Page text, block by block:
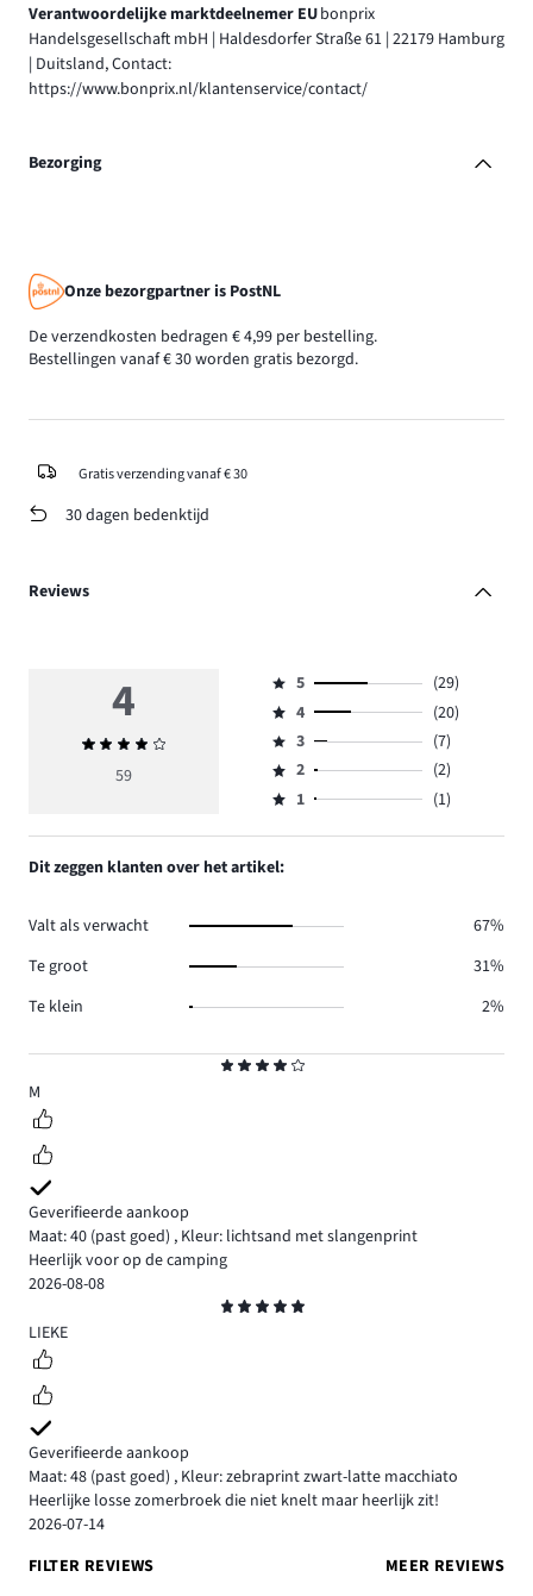
Verantwoordelijke marktdeelnemer EUbonprix
Handelsgesellschaft mbH | Haldesdorfer Straße 61 | 22179 Hamburg
| Duitsland, Contact:
https://www.bonprix.nl/klantenservice/contact/
Bezorging
Onze bezorgpartner is PostNL
De verzendkosten bedragen € 4,99 per bestelling.
Bestellingen vanaf € 30 worden gratis bezorgd.
Gratis verzending vanaf € 30
30 dagen bedenktijd
Reviews
4
M
Geverifieerde aankoop
Maat: 40 (past goed) , Kleur: lichtsand met slangenprint
Heerlijk voor op de camping
2026-08-08
5LIEKE
Geverifieerde aankoop
Maat: 48 (past goed) , Kleur: zebraprint zwart-latte macchiato
Heerlijke losse zomerbroek die niet knelt maar heerlijk zit!
2026-07-14
FILTER REVIEWS
MEER REVIEWS
4
Gemiddelde
beoordeling
59
Beoordeling
5,
aantal
reviews
29.
5
(29)
Beoordeling
4,
aantal
reviews
4
(20)
Beoordeling
3,
aantal
3
(7)
Beoordeling
2,
2.
2
(2)
Beoordeling
1,
aantal
reviews
1 (1)
Dit zeggen klanten over het artikel:
Valt als verwacht
67%
Te groot
31%
Te klein
2%